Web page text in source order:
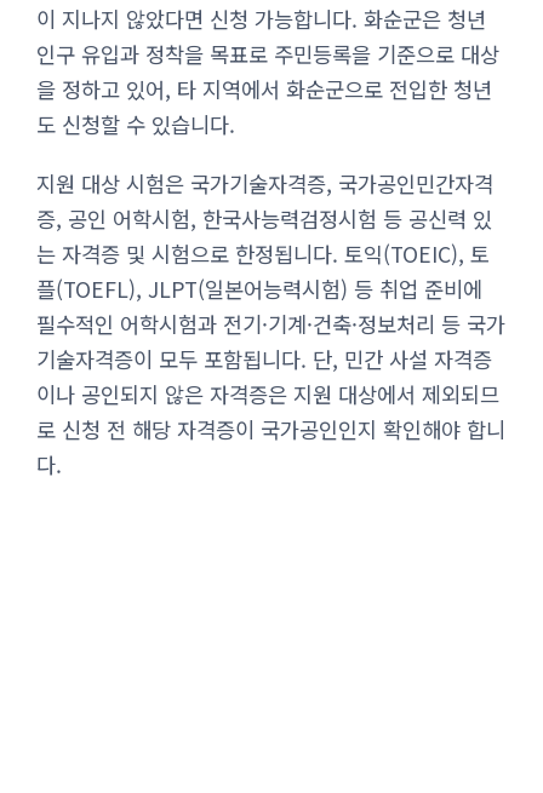
이 지나지 않았다면 신청 가능합니다. 화순군은 청년
인구 유입과 정착을 목표로 주민등록을 기준으로 대상
을 정하고 있어, 타 지역에서 화순군으로 전입한 청년
도 신청할 수 있습니다.
지원 대상 시험은 국가기술자격증, 국가공인민간자격
증, 공인 어학시험, 한국사능력검정시험 등 공신력 있
는 자격증 및 시험으로 한정됩니다. 토익(TOEIC), 토
플(TOEFL), JLPT(일본어능력시험) 등 취업 준비에
필수적인 어학시험과 전기·기계·건축·정보처리 등 국가
기술자격증이 모두 포함됩니다. 단, 민간 사설 자격증
이나 공인되지 않은 자격증은 지원 대상에서 제외되므
로 신청 전 해당 자격증이 국가공인인지 확인해야 합니
다.